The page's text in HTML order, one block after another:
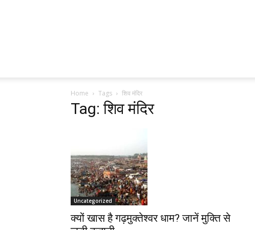
Home Tags शिव मंदिर
Tag: शिव मंदिर
Uncategorized
क्यों खास है गढ़मुक्तेश्वर धाम? जानें मुक्ति से